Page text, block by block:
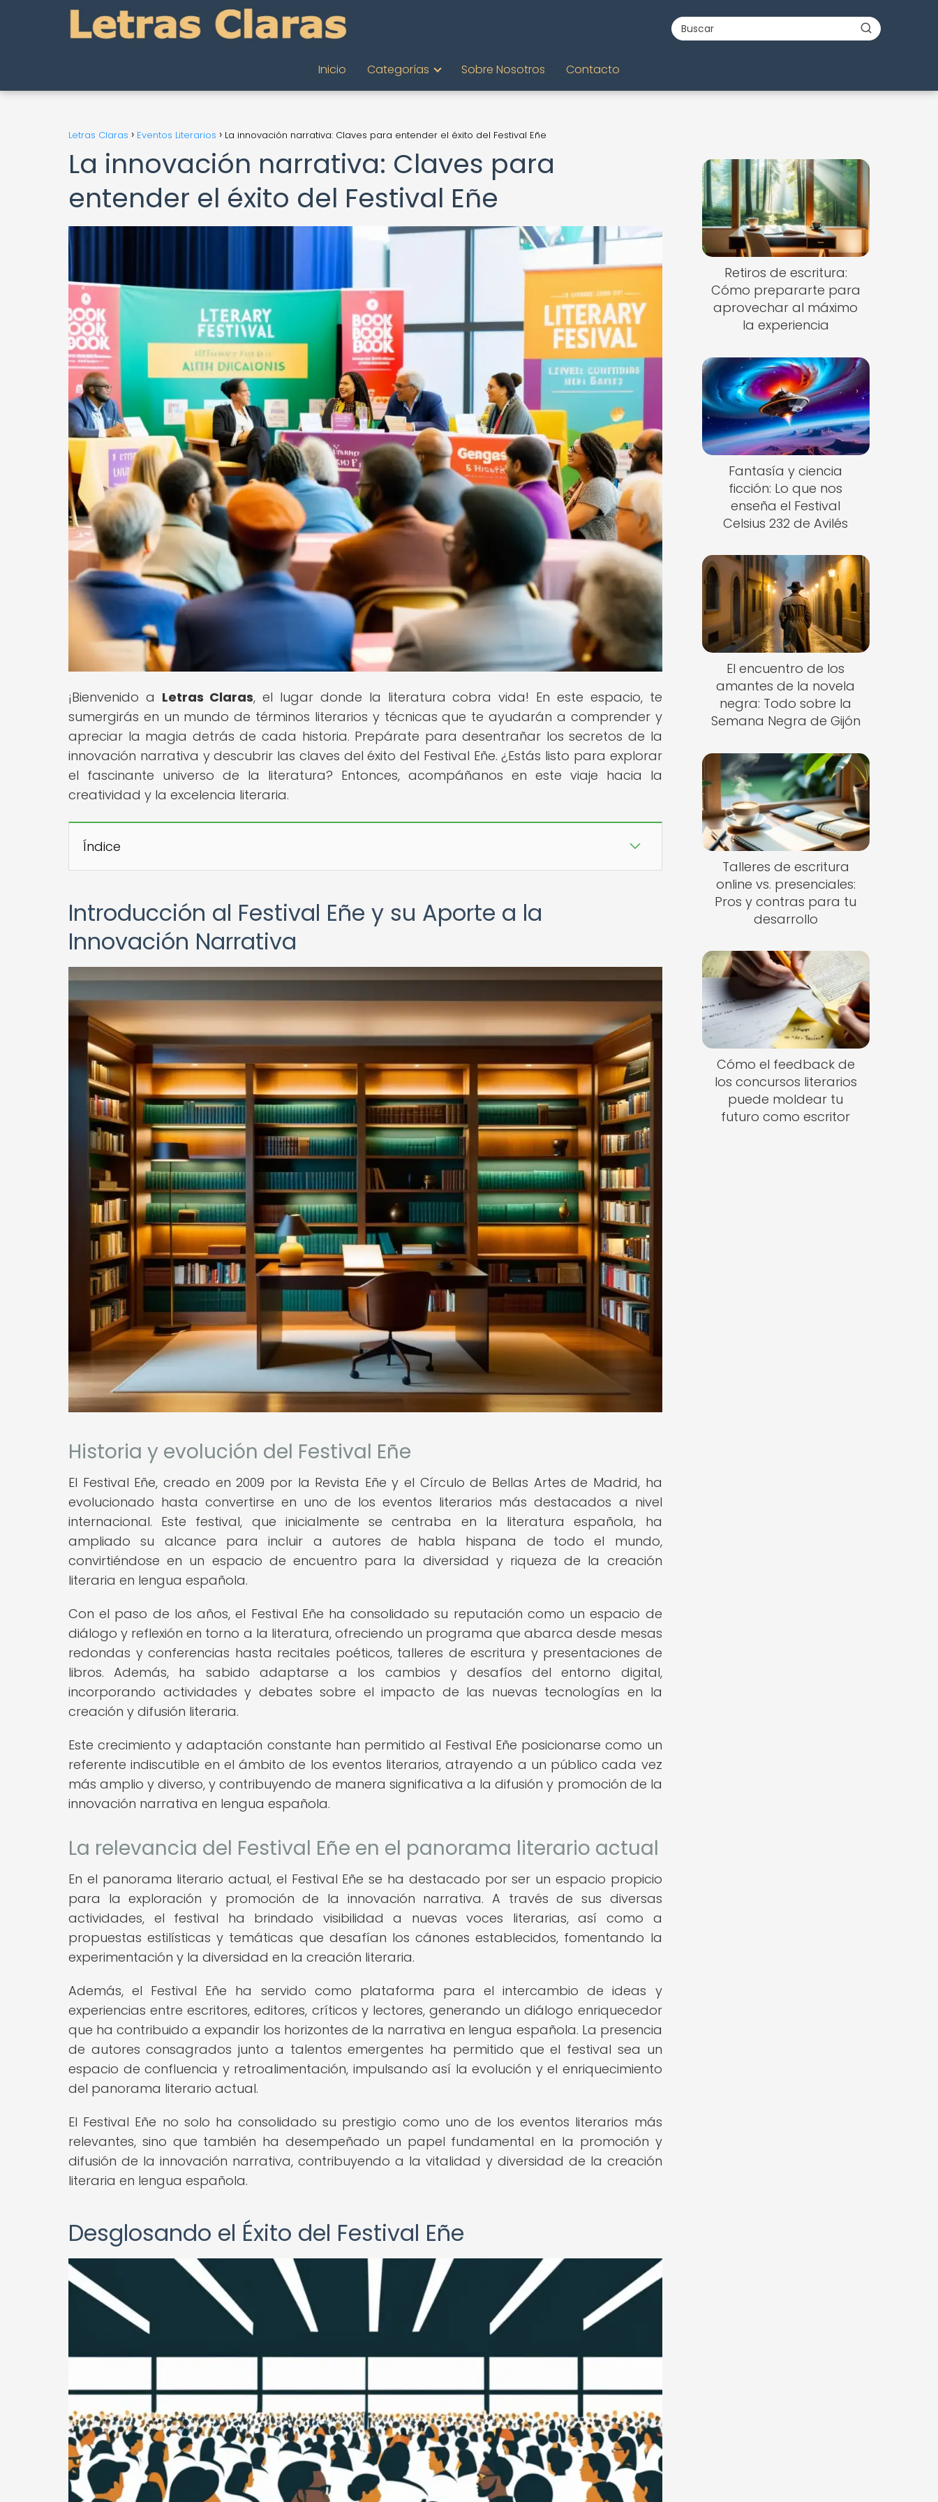
Inicio Categorías Sobre Nosotros Contacto
Letras Claras Eventos Literarios La innovación narrativa: Claves para entender el éxito del Festival Eñe
La innovación narrativa: Claves para
entender el éxito del Festival Eñe
¡Bienvenido a Letras Claras, el lugar donde la literatura cobra vida! En este espacio, te
sumergirás en un mundo de términos literarios y técnicas que te ayudarán a comprender y
apreciar la magia detrás de cada historia. Prepárate para desentrañar los secretos de la
innovación narrativa y descubrir las claves del éxito del Festival Eñe. ¿Estás listo para explorar
el fascinante universo de la literatura? Entonces, acompáñanos en este viaje hacia la
creatividad y la excelencia literaria.
Índice
Introducción al Festival Eñe y su Aporte a la
Innovación Narrativa
Historia y evolución del Festival Eñe
El Festival Eñe, creado en 2009 por la Revista Eñe y el Círculo de Bellas Artes de Madrid, ha
evolucionado hasta convertirse en uno de los eventos literarios más destacados a nivel
internacional. Este festival, que inicialmente se centraba en la literatura española, ha
ampliado su alcance para incluir a autores de habla hispana de todo el mundo,
convirtiéndose en un espacio de encuentro para la diversidad y riqueza de la creación
literaria en lengua española.
Con el paso de los años, el Festival Eñe ha consolidado su reputación como un espacio de
diálogo y reflexión en torno a la literatura, ofreciendo un programa que abarca desde mesas
redondas y conferencias hasta recitales poéticos, talleres de escritura y presentaciones de
libros. Además, ha sabido adaptarse a los cambios y desafíos del entorno digital,
incorporando actividades y debates sobre el impacto de las nuevas tecnologías en la
creación y difusión literaria.
Este crecimiento y adaptación constante han permitido al Festival Eñe posicionarse como un
referente indiscutible en el ámbito de los eventos literarios, atrayendo a un público cada vez
más amplio y diverso, y contribuyendo de manera significativa a la difusión y promoción de la
innovación narrativa en lengua española.
La relevancia del Festival Eñe en el panorama literario actual
En el panorama literario actual, el Festival Eñe se ha destacado por ser un espacio propicio
para la exploración y promoción de la innovación narrativa. A través de sus diversas
actividades, el festival ha brindado visibilidad a nuevas voces literarias, así como a
propuestas estilísticas y temáticas que desafían los cánones establecidos, fomentando la
experimentación y la diversidad en la creación literaria.
Además, el Festival Eñe ha servido como plataforma para el intercambio de ideas y
experiencias entre escritores, editores, críticos y lectores, generando un diálogo enriquecedor
que ha contribuido a expandir los horizontes de la narrativa en lengua española. La presencia
de autores consagrados junto a talentos emergentes ha permitido que el festival sea un
espacio de confluencia y retroalimentación, impulsando así la evolución y el enriquecimiento
del panorama literario actual.
El Festival Eñe no solo ha consolidado su prestigio como uno de los eventos literarios más
relevantes, sino que también ha desempeñado un papel fundamental en la promoción y
difusión de la innovación narrativa, contribuyendo a la vitalidad y diversidad de la creación
literaria en lengua española.
Desglosando el Éxito del Festival Eñe
Retiros de escritura:
Cómo prepararte para
aprovechar al máximo
la experiencia
Fantasía y ciencia
ficción: Lo que nos
enseña el Festival
Celsius 232 de Avilés
El encuentro de los
amantes de la novela
negra: Todo sobre la
Semana Negra de Gijón
Talleres de escritura
online vs. presenciales:
Pros y contras para tu
desarrollo
Cómo el feedback de
los concursos literarios
puede moldear tu
futuro como escritor